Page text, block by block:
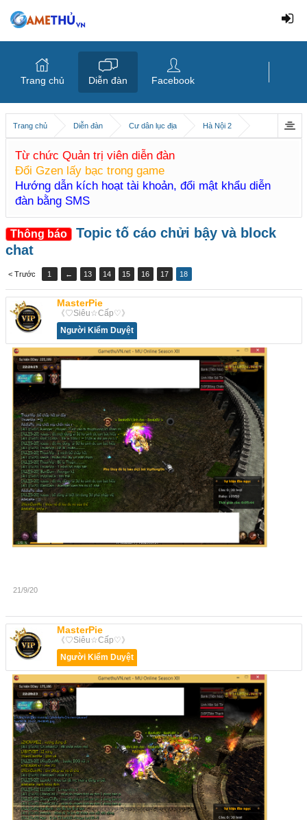
Trang chủ Diễn đàn Cư dân lục địa Hà Nội 2
Từ chức Quản trị viên diễn đàn
Đổi Gzen lấy bạc trong game
Hướng dẫn kích hoạt tài khoản, đổi mật khẩu diễn
đàn bằng SMS
Thông báo Topic tố cáo chửi bậy và block
chat
< Trước 1 ← 13 14 15 16 17 18
MasterPie
《♡Siêu☆Cấp♡》
Người Kiểm Duyệt
21/9/20
MasterPie
《♡Siêu☆Cấp♡》
Người Kiểm Duyệt
Trang chủ Diễn đàn Facebook